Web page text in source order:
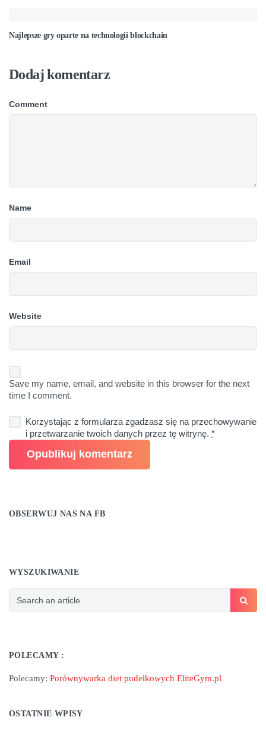
Najlepsze gry oparte na technologii blockchain
Dodaj komentarz
Comment
Name
Email
Website
Save my name, email, and website in this browser for the next
time I comment.
Korzystając z formularza zgadzasz się na przechowywanie
i przetwarzanie twoich danych przez tę witrynę. *
OBSERWUJ NAS NA FB
WYSZUKIWANIE
POLECAMY :
Polecamy: Porównywarka diet pudełkowych EliteGym.pl
OSTATNIE WPISY